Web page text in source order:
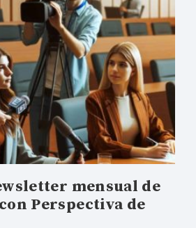
mensual de
Perspectiva de